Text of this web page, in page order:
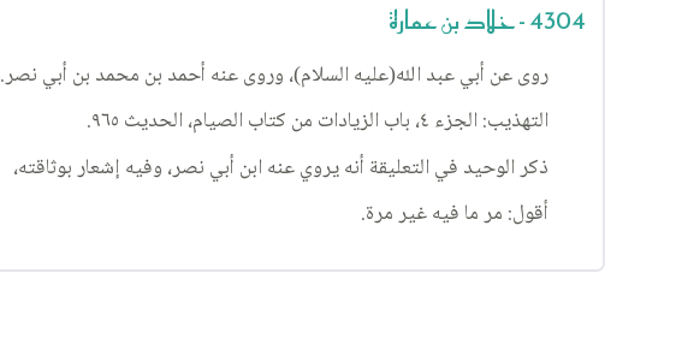
4304 - خلاد بن عمارة
روى عن أبي عبد الله(عليه السلام)، وروى عنه أحمد بن محمد بن أبي نصر.
التهذيب: الجزء ٤، باب الزيادات من كتاب الصيام، الحديث ٩٦٥.
ذكر الوحيد في التعليقة أنه يروي عنه ابن أبي نصر، وفيه إشعار بوثاقته،
أقول: مر ما فيه غير مرة.